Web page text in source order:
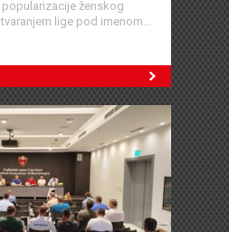
ženskog
lige pod imenom...